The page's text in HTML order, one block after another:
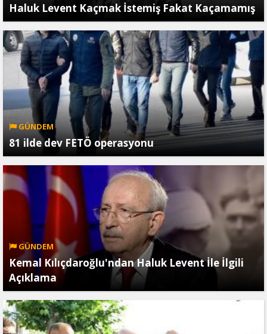
Haluk Levent Kaçmak İstemiş Fakat Kaçamamış
GÜNDEM
81 ilde dev FETÖ operasyonu
GÜNDEM
Kemal Kılıçdaroğlu'ndan Haluk Levent İle İlgili
Açıklama